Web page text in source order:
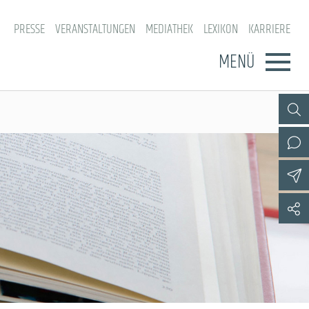
PRESSE VERANSTALTUNGEN MEDIATHEK LEXIKON KARRIERE
MENÜ